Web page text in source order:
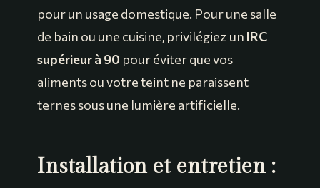
pour un usage domestique. Pour une salle
de bain ou une cuisine, privilégiez un IRC
supérieur à 90 pour éviter que vos
aliments ou votre teint ne paraissent
ternes sous une lumière artificielle.
Installation et entretien :